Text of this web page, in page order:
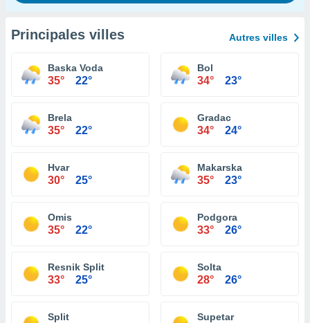
Principales villes Autres villes
Baska Voda
35° 22°
Bol
34° 23°
Brela
35° 22°
Gradac
34° 24°
Hvar
30° 25°
Makarska
35° 23°
Omis
35° 22°
Podgora
33° 26°
Resnik Split
33° 25°
Solta
28° 26°
Split Supetar